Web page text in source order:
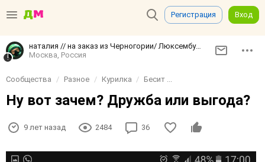
Регистрация Вход
наталия // на заказ из Черногории/ Люксембурга/ Японии / Франции
Москва, Россия
Сообщества Разное Курилка Бесит ...
Ну вот зачем? Дружба или выгода?
9 лет назад 2484 36